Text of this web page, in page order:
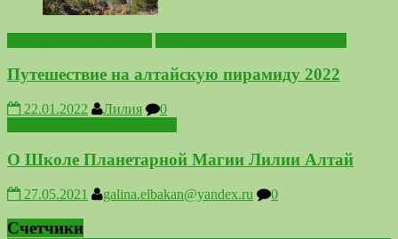
Путешествие на алтайскую пирамиду 2022
22.01.2022 Лилия
0
О Школе Планетарной Магии Лилии Алтай
27.05.2021 galina.elbakan@yandex.ru 0
Счетчики